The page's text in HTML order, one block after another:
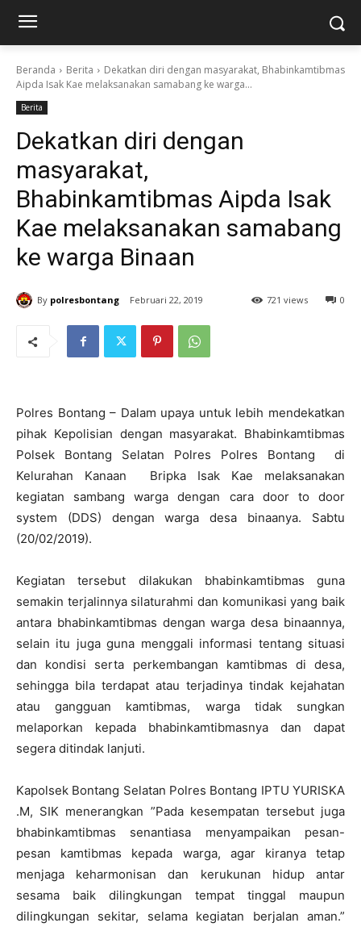
Beranda Berita
Dekatkan diri dengan masyarakat, Bhabinkamtibmas
Aipda Isak Kae melaksanakan samabang ke warga...
Berita
Dekatkan diri dengan
masyarakat,
Bhabinkamtibmas Aipda Isak
Kae melaksanakan samabang
ke warga Binaan
By polresbontang Februari 22, 2019 0
721 views
Polres Bontang – Dalam upaya untuk lebih mendekatkan
pihak Kepolisian dengan masyarakat. Bhabinkamtibmas
Polsek Bontang Selatan Polres Polres Bontang di
Kelurahan Kanaan Bripka Isak Kae melaksanakan
kegiatan sambang warga dengan cara door to door
system (DDS) dengan warga desa binaanya. Sabtu
(20/02/2019).
Kegiatan tersebut dilakukan bhabinkamtibmas guna
semakin terjalinnya silaturahmi dan komunikasi yang baik
antara bhabinkamtibmas dengan warga desa binaannya,
selain itu juga guna menggali informasi tentang situasi
dan kondisi serta perkembangan kamtibmas di desa,
sehingga bila terdapat atau terjadinya tindak kejahatan
atau gangguan kamtibmas, warga tidak sungkan
melaporkan kepada bhabinkamtibmasnya dan dapat
segera ditindak lanjuti.
Kapolsek Bontang Selatan Polres Bontang IPTU YURISKA
.M, SIK menerangkan ”Pada kesempatan tersebut juga
bhabinkamtibmas senantiasa menyampaikan pesan-
pesan kamtibmas kepada warga, agar kiranya tetap
menjaga keharmonisan dan kerukunan hidup antar
sesama baik dilingkungan tempat tinggal maupun
dilingkungan sekitar, selama kegiatan berjalan aman.”